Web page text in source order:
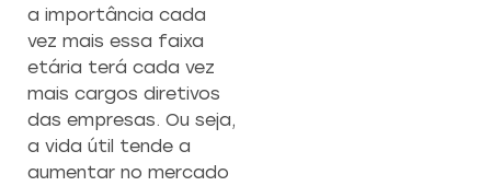
a importância cada
vez mais essa faixa
etária terá cada vez
mais cargos diretivos
das empresas. Ou seja,
a vida útil tende a
aumentar no mercado